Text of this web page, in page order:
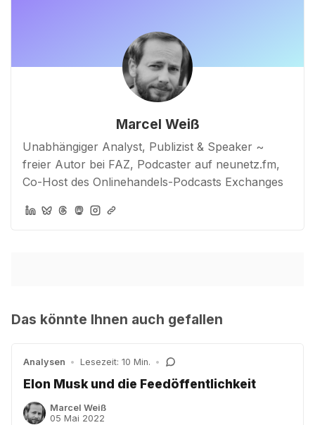
Marcel Weiß
Unabhängiger Analyst, Publizist & Speaker ~
freier Autor bei FAZ, Podcaster auf neunetz.fm,
Co-Host des Onlinehandels-Podcasts Exchanges
Das könnte Ihnen auch gefallen
Analysen • Lesezeit: 10 Min. •
Elon Musk und die Feedöffentlichkeit
Marcel Weiß
05 Mai 2022